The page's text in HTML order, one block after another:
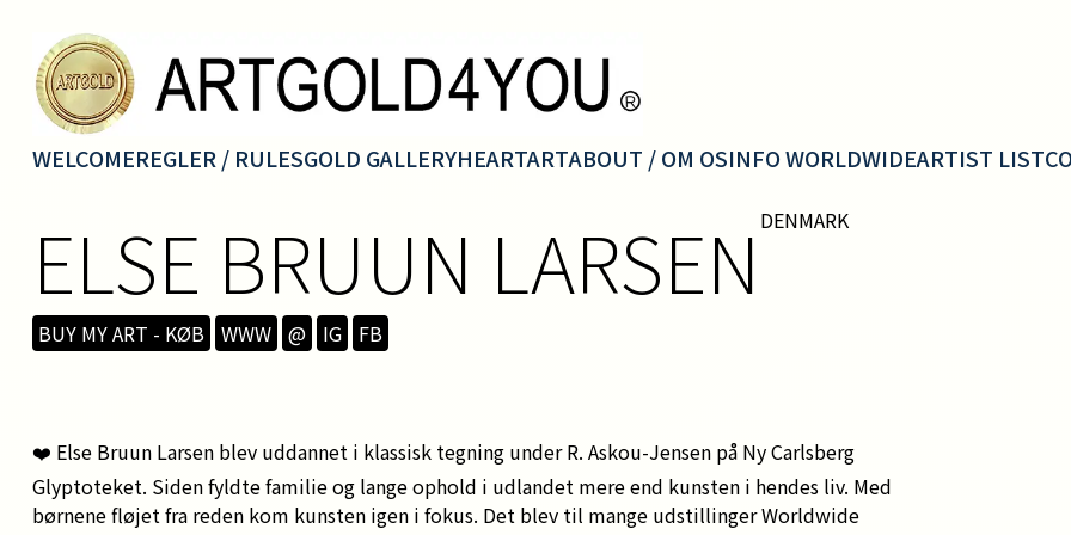
WELCOMEREGLER / RULESGOLD GALLERYHEARTARTABOUT / OM OSINFO WORLDWIDEARTIST LIST
ELSE BRUUN LARSEN DENMARK
BUY MY ART - KØB WWW @ IG FB
❤️ Else Bruun Larsen blev uddannet i klassisk tegning under R. Askou-Jensen på Ny Carlsberg
Glyptoteket. Siden fyldte familie og lange ophold i udlandet mere end kunsten i hendes liv. Med
børnene fløjet fra reden kom kunsten igen i fokus. Det blev til mange udstillinger Worldwide